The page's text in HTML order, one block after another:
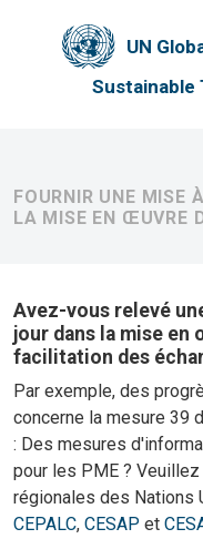
UN
Sustainable
FOURNIR UNE MISE
LA MISE EN ŒUVRE
Avez-vous relevé
jour dans la mise en
facilitation des
Par exemple, des
concerne la mesure 39
: Des mesures
pour les PME ?
régionales des Nations
CEPALC, CESAP et